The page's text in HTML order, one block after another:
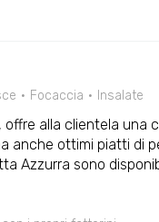
Focaccia Insalate
offre alla clientela una
anche ottimi piatti di
Azzurra sono